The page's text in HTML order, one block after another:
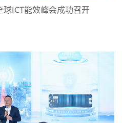
ICT能效峰会成功召开